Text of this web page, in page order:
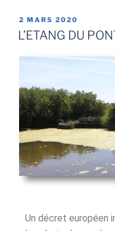
2 MARS 2020
L’ETANG DU
Un décret européen